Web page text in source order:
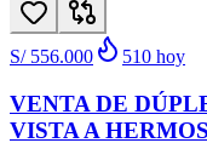
S/ 556.000 510 hoy
VENTA DE
VISTA A